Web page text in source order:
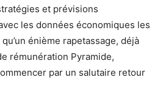
et prévisions
les données économiques les
énième rapetassage, déjà
rémunération Pyramide,
par un salutaire retour